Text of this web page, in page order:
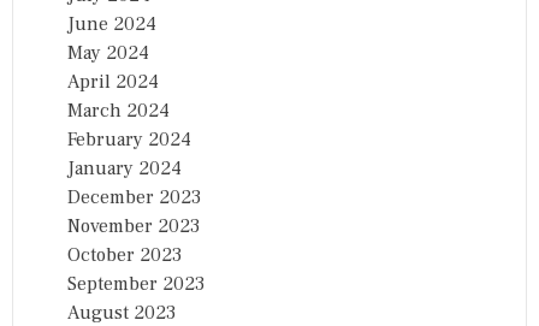
June 2024
May 2024
April 2024
March 2024
February 2024
January 2024
December 2023
November 2023
October 2023
September 2023
August 2023